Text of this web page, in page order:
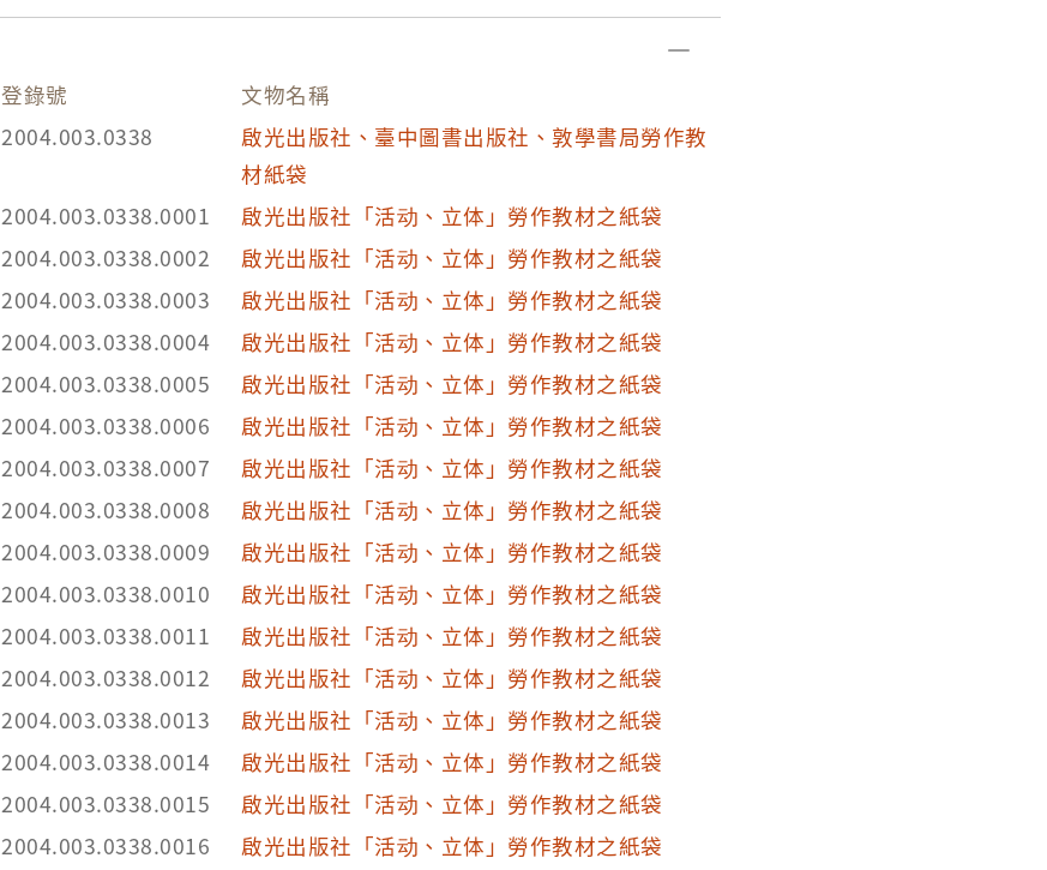
內政部登記證內版臺業字第O八二四號」，「版權所有 翻印必究」，「國
民學校勞作教材(分十二組)，每組定價新臺幣叁元，發行者：敦學書局發
行組，發行人：郝漢忠，編繪：敦學書局編繪委員會，地址：嘉義市啟明
新村三九號，郵政劃撥儲金帳戶：八O六九三號。」
登錄號
文物名稱
2004.003.0338
啟光出版社、臺中圖書出版社、敦學書局勞作教
材紙袋
2004.003.0338.0001
啟光出版社「活动、立体」勞作教材之紙袋
2004.003.0338.0002
啟光出版社「活动、立体」勞作教材之紙袋
2004.003.0338.0003
啟光出版社「活动、立体」勞作教材之紙袋
2004.003.0338.0004
啟光出版社「活动、立体」勞作教材之紙袋
2004.003.0338.0005
啟光出版社「活动、立体」勞作教材之紙袋
2004.003.0338.0006
啟光出版社「活动、立体」勞作教材之紙袋
2004.003.0338.0007
啟光出版社「活动、立体」勞作教材之紙袋
2004.003.0338.0008
啟光出版社「活动、立体」勞作教材之紙袋
2004.003.0338.0009
啟光出版社「活动、立体」勞作教材之紙袋
2004.003.0338.0010
啟光出版社「活动、立体」勞作教材之紙袋
2004.003.0338.0011
啟光出版社「活动、立体」勞作教材之紙袋
2004.003.0338.0012
啟光出版社「活动、立体」勞作教材之紙袋
2004.003.0338.0013
啟光出版社「活动、立体」勞作教材之紙袋
2004.003.0338.0014
啟光出版社「活动、立体」勞作教材之紙袋
2004.003.0338.0015
啟光出版社「活动、立体」勞作教材之紙袋
2004.003.0338.0016
啟光出版社「活动、立体」勞作教材之紙袋